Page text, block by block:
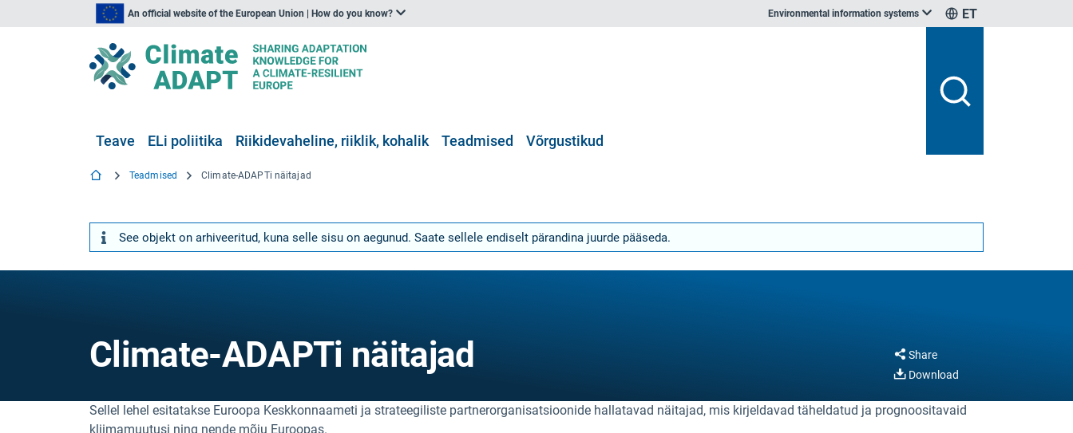
An official website of the European Union | How do you know? Environmental information systems ET
Teave ELi poliitika Riikidevaheline, riiklik, kohalik Teadmised Võrgustikud
Teadmised Climate-ADAPTi näitajad
See objekt on arhiveeritud, kuna selle sisu on aegunud. Saate sellele endiselt pärandina juurde pääseda.
Climate-ADAPTi näitajad
Share
Download
Sellel lehel esitatakse Euroopa Keskkonnaameti ja strateegiliste partnerorganisatsioonide hallatavad näitajad, mis kirjeldavad täheldatud ja prognoositavaid
kliimamuutusi ning nende mõju Euroopas.